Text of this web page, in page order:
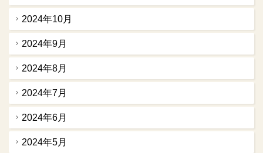
2024年10月
2024年9月
2024年8月
2024年7月
2024年6月
2024年5月